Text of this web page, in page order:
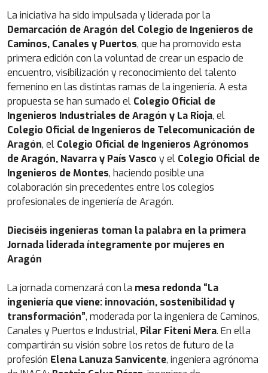
La iniciativa ha sido impulsada y liderada por la
Demarcación de Aragón del Colegio de Ingenieros de
Caminos, Canales y Puertos, que ha promovido esta
primera edición con la voluntad de crear un espacio de
encuentro, visibilización y reconocimiento del talento
femenino en las distintas ramas de la ingeniería. A esta
propuesta se han sumado el Colegio Oficial de
Ingenieros Industriales de Aragón y La Rioja, el
Colegio Oficial de Ingenieros de Telecomunicación de
Aragón, el Colegio Oficial de Ingenieros Agrónomos
de Aragón, Navarra y País Vasco y el Colegio Oficial de
Ingenieros de Montes, haciendo posible una
colaboración sin precedentes entre los colegios
profesionales de ingeniería de Aragón.
Dieciséis ingenieras toman la palabra en la primera
Jornada liderada íntegramente por mujeres en
Aragón
La jornada comenzará con la mesa redonda “La
ingeniería que viene: innovación, sostenibilidad y
transformación”, moderada por la ingeniera de Caminos,
Canales y Puertos e Industrial, Pilar Fiteni Mera. En ella
compartirán su visión sobre los retos de futuro de la
profesión Elena Lanuza Sanvicente, ingeniera agrónoma